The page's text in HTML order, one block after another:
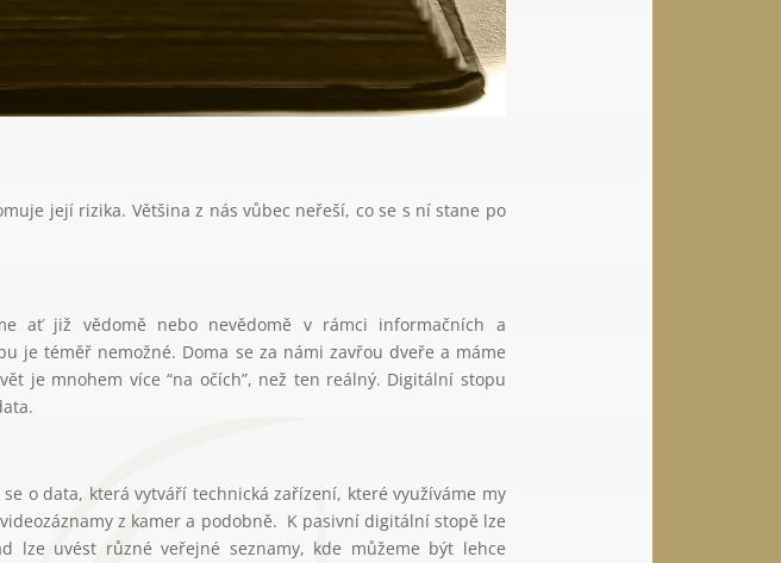
její rizika. Většina z nás vůbec neřeší, co se s ní stane po
ať již vědomě nebo nevědomě v rámci informačních a
je téměř nemožné. Doma se za námi zavřou dveře a máme
je mnohem více “na očích”, než ten reálný. Digitální stopu
o data, která vytváří technická zařízení, které využíváme my
z kamer a podobně. K pasivní digitální stopě lze
lze uvést různé veřejné seznamy, kde můžeme být lehce